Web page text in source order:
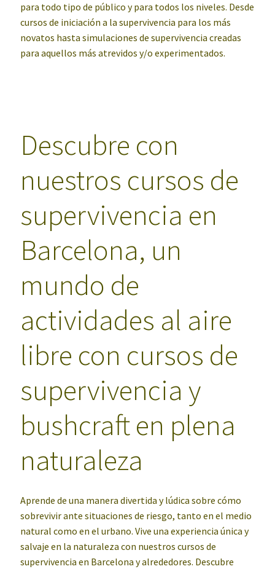
para todo tipo de público y para todos los niveles. Desde
cursos de iniciación a la supervivencia para los más
novatos hasta simulaciones de supervivencia creadas
para aquellos más atrevidos y/o experimentados.
Descubre con
nuestros cursos de
supervivencia en
Barcelona, un
mundo de
actividades al aire
libre con cursos de
supervivencia y
bushcraft en plena
naturaleza
Aprende de una manera divertida y lúdica sobre cómo
sobrevivir ante situaciones de riesgo, tanto en el medio
natural como en el urbano. Vive una experiencia única y
salvaje en la naturaleza con nuestros cursos de
supervivencia en Barcelona y alrededores. Descubre